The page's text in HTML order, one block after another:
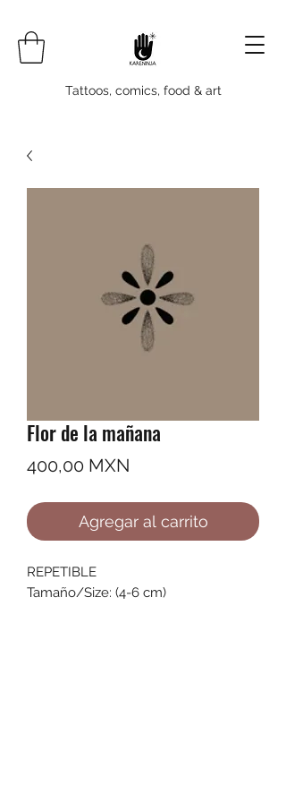
Tattoos, comics, food & art
Flor de la mañana
400,00 MXN
Agregar al carrito
REPETIBLE
Tamaño/Size: (4-6 cm)